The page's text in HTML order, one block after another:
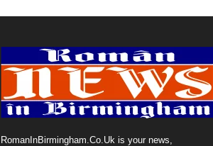
RomanInBirmingham.Co.Uk is your news,